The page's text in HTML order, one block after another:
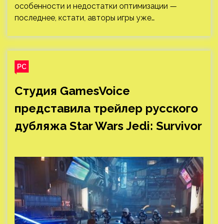
особенности и недостатки оптимизации —
последнее, кстати, авторы игры уже…
PC
Студия GamesVoice
представила трейлер русского
дубляжа Star Wars Jedi: Survivor